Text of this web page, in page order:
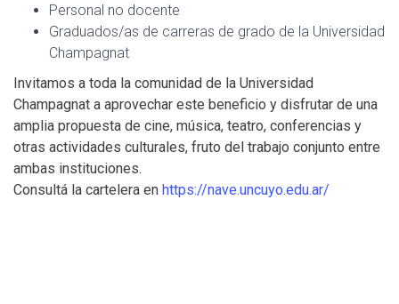
Personal no docente
Graduados/as de carreras de grado de la Universidad
Champagnat
Invitamos a toda la comunidad de la Universidad
Champagnat a aprovechar este beneficio y disfrutar de una
amplia propuesta de cine, música, teatro, conferencias y
otras actividades culturales, fruto del trabajo conjunto entre
ambas instituciones.
Consultá la cartelera en https://nave.uncuyo.edu.ar/